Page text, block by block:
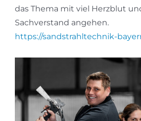
das Thema mit viel Herzblut
Sachverstand angehen.
https://sandstrahltechnik-